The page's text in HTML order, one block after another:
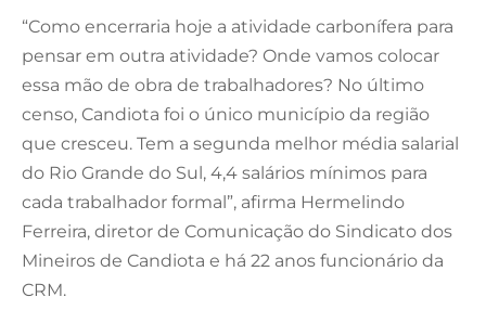
“Como encerraria hoje a atividade carbonífera para
pensar em outra atividade? Onde vamos colocar
essa mão de obra de trabalhadores? No último
censo, Candiota foi o único município da região
que cresceu. Tem a segunda melhor média salarial
do Rio Grande do Sul, 4,4 salários mínimos para
cada trabalhador formal”, afirma Hermelindo
Ferreira, diretor de Comunicação do Sindicato dos
Mineiros de Candiota e há 22 anos funcionário da
CRM.